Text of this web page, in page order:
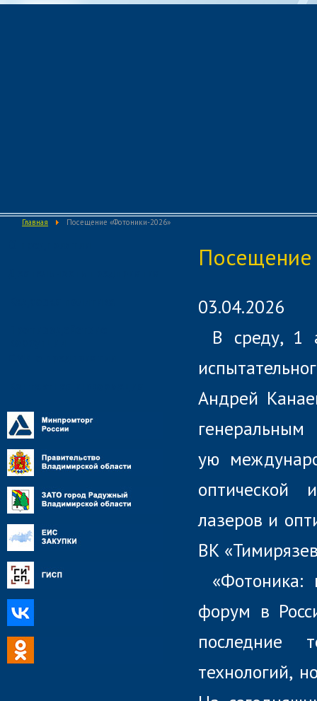
Главная Посещение «Фотоники-2026»
03.04.2026
В среду, 1
Андрей
ую
оптической
лазеров и
ВК
форум в
последние
технологий,